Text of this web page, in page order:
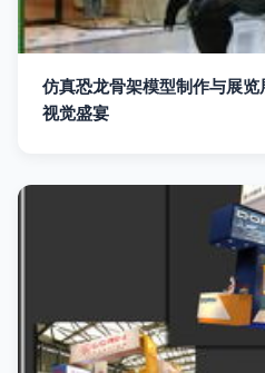
仿真恐龙骨架模型制作与展
视觉盛宴